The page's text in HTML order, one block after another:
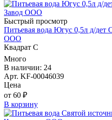
Быстрый просмотр
Питьевая вода Югус 0,5л д/
ООО
Квадрат С
Много
В наличии: 24
Арт. KF-00046039
Цена
от 60 ₽
В корзину